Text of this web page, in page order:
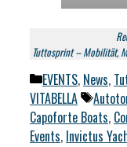
Tuttosprint – Mobilität,
Kategorien
EVENTS, News,
VITABELLA
Capoforte Boats,
Events, Invictus